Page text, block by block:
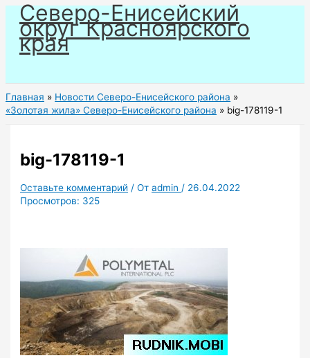
Перейти
содержимому
Северо-Енисейский
округ Красноярского
края
Главная
Новости Северо-Енисейского района
«Золотая жила» Северо-Енисейского района
big-178119-1
big-178119-1
Оставьте комментарий / Отadmin / 26.04.2022
Просмотров: 325